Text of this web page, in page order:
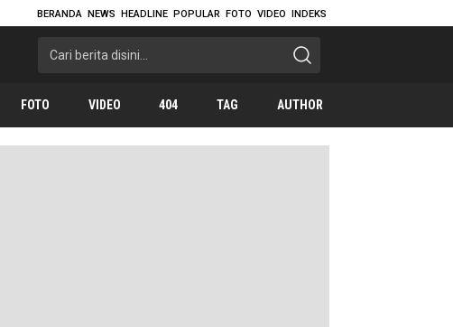
BERANDA NEWS HEADLINE POPULAR FOTO VIDEO INDEKS
FOTO VIDEO 404 TAG AUTHOR